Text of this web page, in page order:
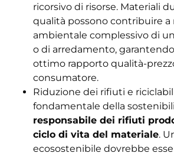
ricorsivo di risorse. Materiali
qualità possono contribuire a
ambientale complessivo di
o di arredamento,
ottimo rapporto qualità-
consumatore.
Riduzione dei rifiuti e
fondamentale della
responsabile dei rifiuti
ciclo di vita del materiale.
ecosostenibile dovrebbe